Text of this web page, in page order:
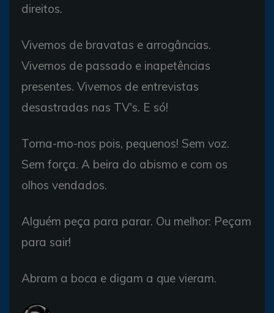
direitos.
Vivemos de bravatas e arrogâncias.
Vivemos de passado e inapetências
presentes. Vivemos de entrevistas
desastradas nas TV's. E só!
Torna-mo-nos pois, pequenos! Sem voz.
Sem força. A beira do abismo e com os
olhos vendados.
Alguém peça para parar. Ou melhor: Peçam
para sair!
Abram a boca e digam a que vieram.